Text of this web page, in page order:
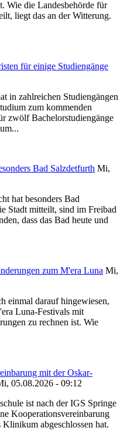
Wie die Landesbehörde für
liegt das an der Witterung.
für einige Studiengänge
in zahlreichen Studiengängen
zum kommenden
zwölf Bachelorstudiengänge
Bad Salzdetfurth Mi,
hat besonders Bad
Stadt mitteilt, sind im Freibad
dass das Bad heute und
zum M'era Luna Mi,
einmal darauf hingewiesen,
Luna-Festivals mit
zu rechnen ist. Wie
mit der Oskar-
05.08.2026 - 09:12
ist nach der IGS Springe
Kooperationsvereinbarung
abgeschlossen hat.